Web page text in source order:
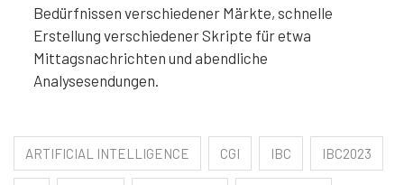
Bedürfnissen verschiedener Märkte, schnelle
Erstellung verschiedener Skripte für etwa
Mittagsnachrichten und abendliche
Analysesendungen.
ARTIFICIAL INTELLIGENCE CGI IBC IBC2023